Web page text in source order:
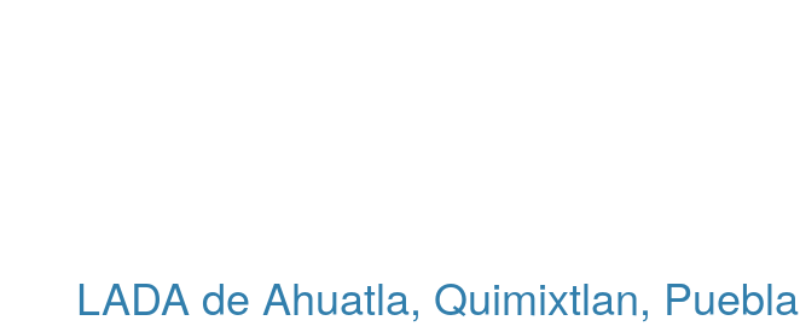
LADA de Ahuatla, Quimixtlan, Puebla